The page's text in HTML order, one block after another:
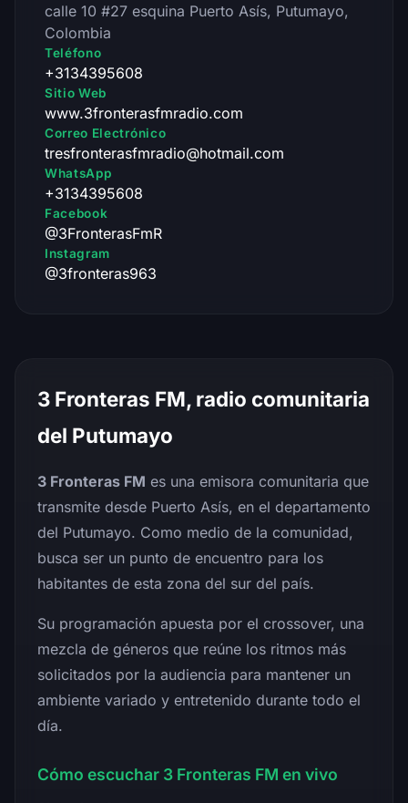
calle 10 #27 esquina Puerto Asís, Putumayo,
Colombia
Teléfono
+3134395608
Sitio Web
www.3fronterasfmradio.com
Correo Electrónico
tresfronterasfmradio@hotmail.com
WhatsApp
+3134395608
Facebook
@3FronterasFmR
Instagram
@3fronteras963
3 Fronteras FM, radio comunitaria
del Putumayo
3 Fronteras FM es una emisora comunitaria que
transmite desde Puerto Asís, en el departamento
del Putumayo. Como medio de la comunidad,
busca ser un punto de encuentro para los
habitantes de esta zona del sur del país.
Su programación apuesta por el crossover, una
mezcla de géneros que reúne los ritmos más
solicitados por la audiencia para mantener un
ambiente variado y entretenido durante todo el
día.
Cómo escuchar 3 Fronteras FM en vivo